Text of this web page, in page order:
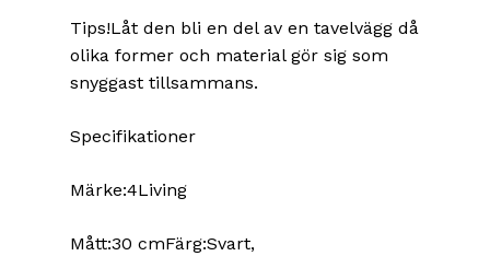
Tips!Låt den bli en del av en tavelvägg då
olika former och material gör sig som
snyggast tillsammans.
Specifikationer
Märke:4Living
Mått:30 cmFärg:Svart,